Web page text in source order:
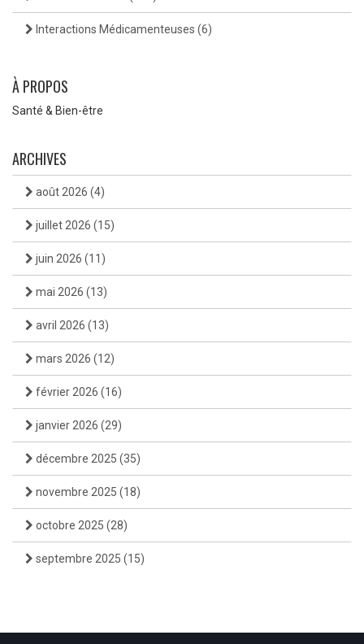
Interactions Médicamenteuses (6)
À PROPOS
Santé & Bien-être
ARCHIVES
août 2026 (4)
juillet 2026 (15)
juin 2026 (11)
mai 2026 (13)
avril 2026 (13)
mars 2026 (12)
février 2026 (16)
janvier 2026 (29)
décembre 2025 (35)
novembre 2025 (18)
octobre 2025 (28)
septembre 2025 (15)